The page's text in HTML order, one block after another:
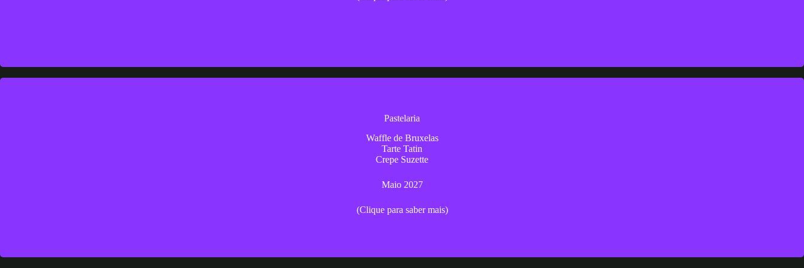
Pastelaria
Waffle de Bruxelas
Tarte Tatin
Crepe Suzette
Maio 2027
(Clique para saber mais)
Um curso com um delicioso mergulho no mundo da pastelaria
Maio 2027